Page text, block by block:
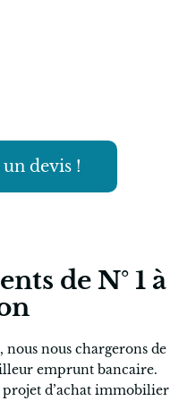
devis !
de N° 1 à
nous chargerons de
emprunt bancaire.
d’achat immobilier